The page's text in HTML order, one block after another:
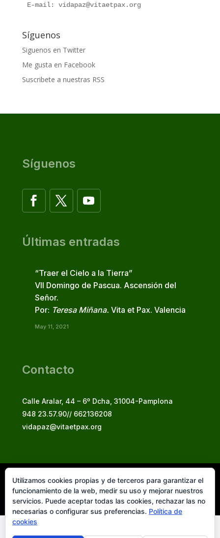
E-mail: vidapaz@vitaetpax.org
Síguenos
Siguenos en Twitter
Me gusta en Facebook
Suscribete a nuestras RSS
Síguenos
Últimas entradas
“Traer el Cielo a la Tierra”
VII Domingo de Pascua. Ascensión del
Señor.
Por: Teresa Miñana. Vita et Pax. Valencia
May 11, 2021
Contacto
Calle Aralar, 44 – 6º Dcha, 31004-Pamplona
948 23.57.90// 662136208
vidapaz@vitaetpax.org
Vita et Pax, 2025
© Instituto Secular Vita et Pax in Christo Jesu
Utilizamos cookies propias y de terceros para garantizar el
funcionamiento de la web, medir su uso y mejorar nuestros
servicios. Puede aceptar todas las cookies, rechazar las no
necesarias o configurar sus preferencias. Política de
cookies